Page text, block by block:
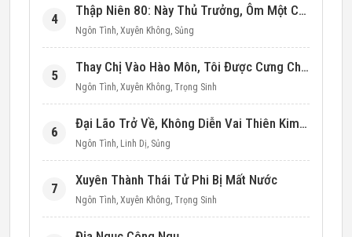
4
Thập Niên 80: Này Thủ Trưởng, Ôm Một Cái Đi!
Ngôn Tình, Xuyên Không, Sủng
5
Thay Chị Vào Hào Môn, Tôi Được Cưng Chiều Hết Mực (Thập Niên 90)
Ngôn Tình, Xuyên Không, Trọng Sinh
6
Đại Lão Trở Về, Không Diễn Vai Thiên Kim Giả Nữa
Ngôn Tình, Linh Dị, Sủng
7
Xuyên Thành Thái Tử Phi Bị Mất Nước
Ngôn Tình, Xuyên Không, Trọng Sinh